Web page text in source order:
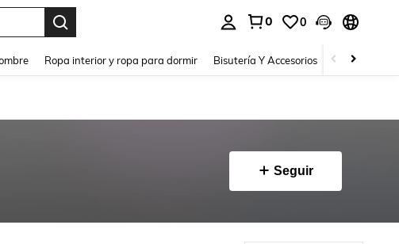
0 0
Ropa interior y ropa para dormir Bisutería Y Accesorios Zapatos
Seguir